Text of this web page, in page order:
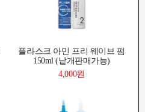
플라스크 아민 프리 웨이브 펌
150ml (낱개판매가능)
4,000원